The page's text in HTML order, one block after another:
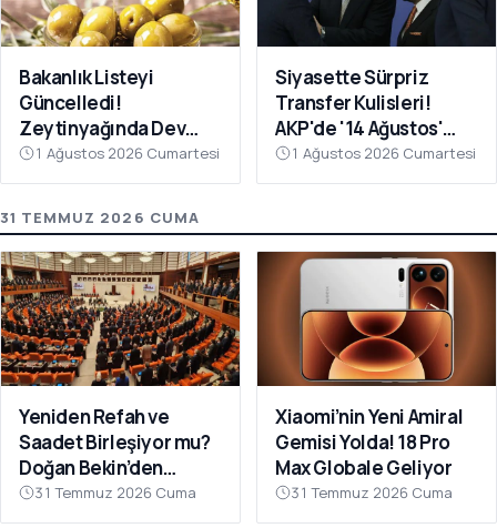
Bakanlık Listeyi
Güncelledi!
Zeytinyağında Dev
Hile Belli Oldu
1 Ağustos 2026 Cumartesi
Siyasette Sürpriz
Transfer Kulisleri!
AKP'de '14 Ağustos'
Hareketliliği
1 Ağustos 2026 Cumartesi
31 TEMMUZ 2026 CUMA
Yeniden Refah ve
Saadet Birleşiyor mu?
Doğan Bekin’den
Açıklama
31 Temmuz 2026 Cuma
Xiaomi’nin Yeni Amiral
Gemisi Yolda! 18 Pro
Max Globale Geliyor
31 Temmuz 2026 Cuma